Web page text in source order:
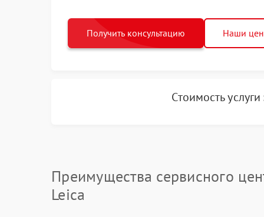
Получить консультацию Наши
Стоимость услуги
Преимущества сервисного
Leica